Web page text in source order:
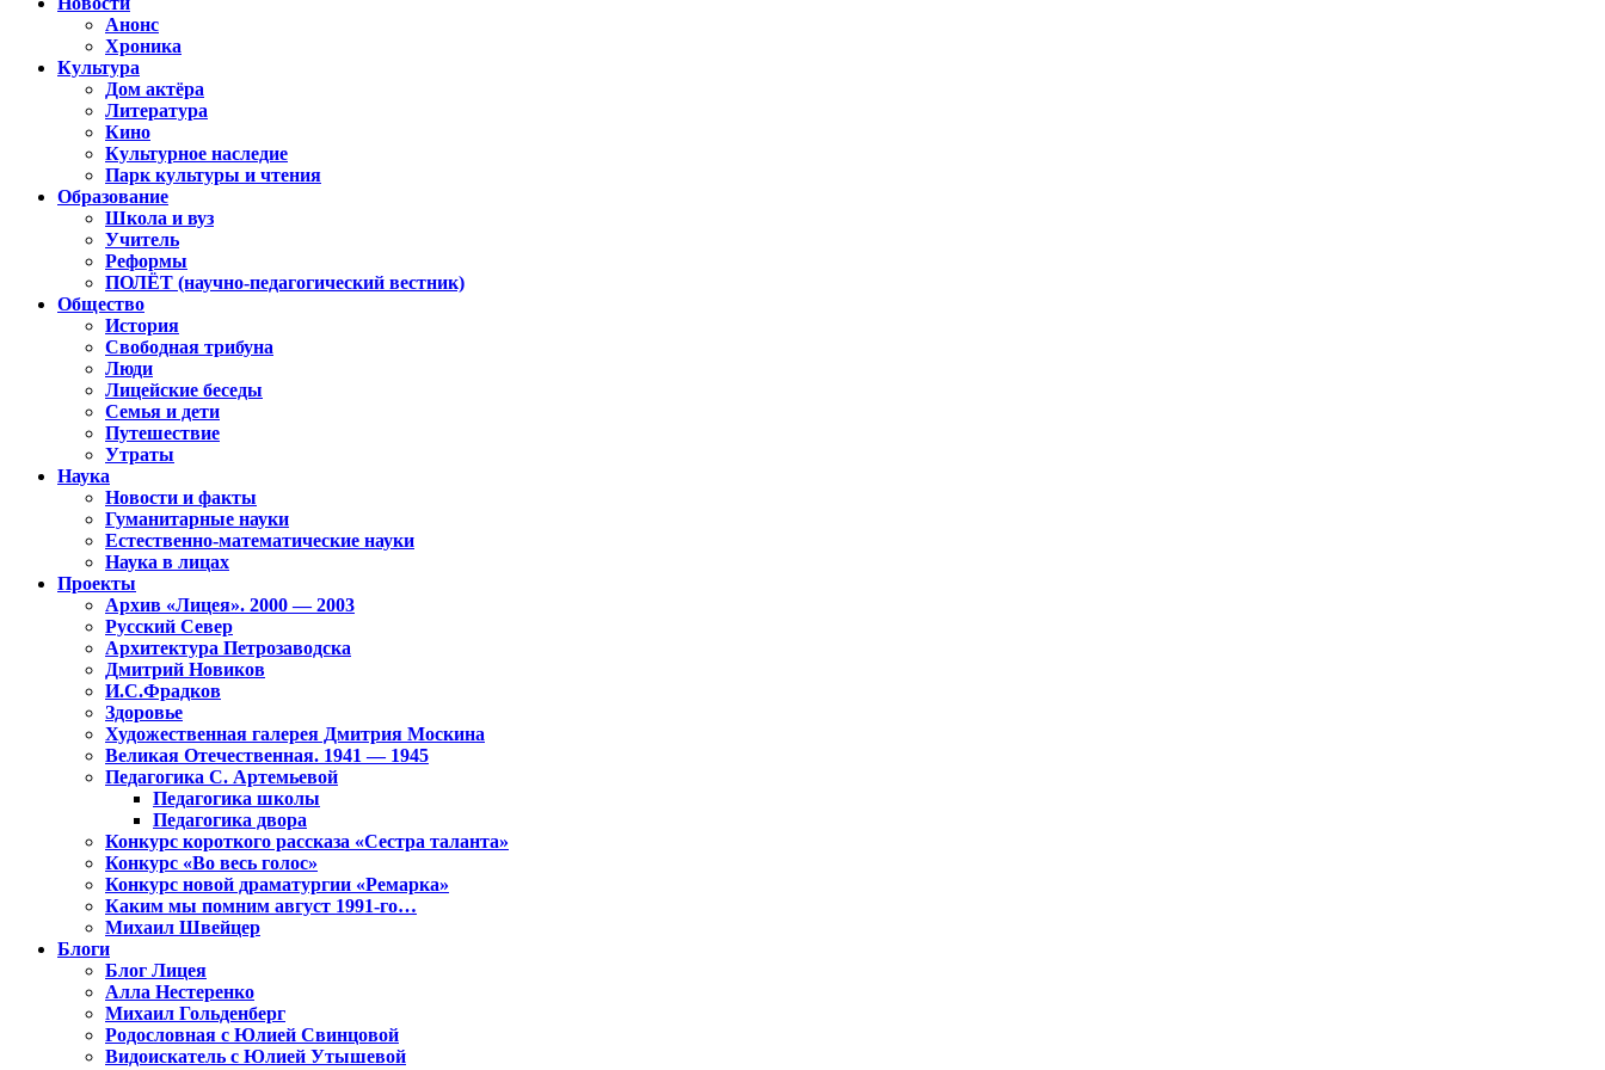
Анонс
Хроника
Культура
Дом актёра
Литература
Кино
Культурное наследие
Парк культуры и чтения
Образование
Школа и вуз
Учитель
Реформы
ПОЛЁТ (научно-педагогический вестник)
Общество
История
Свободная трибуна
Люди
Лицейские беседы
Семья и дети
Путешествие
Утраты
Наука
Новости и факты
Гуманитарные науки
Естественно-математические науки
Наука в лицах
Проекты
Архив «Лицея». 2000 — 2003
Русский Север
Архитектура Петрозаводска
Дмитрий Новиков
И.С.Фрадков
Здоровье
Художественная галерея Дмитрия Москина
Великая Отечественная. 1941 — 1945
Педагогика С. Артемьевой
Педагогика школы
Педагогика двора
Конкурс короткого рассказа «Сестра таланта»
Конкурс «Во весь голос»
Конкурс новой драматургии «Ремарка»
Каким мы помним август 1991-го…
Михаил Швейцер
Блоги
Блог Лицея
Алла Нестеренко
Михаил Гольденберг
Родословная с Юлией Свинцовой
Видоискатель с Юлией Утышевой